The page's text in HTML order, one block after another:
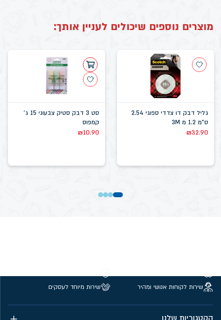
מוצרים נוספים שיכולים לעניין אותך:
גליל דבק דו צדדי ספוגי 2.54
ס"מ 1.2 מ 3M
₪32.90
סט 3 דבק סטיק צבעוני 15 ג'
קמפוס
₪10.90
שירות לקוחות אנושי ומהיר
שירות מיוחד לעסקים